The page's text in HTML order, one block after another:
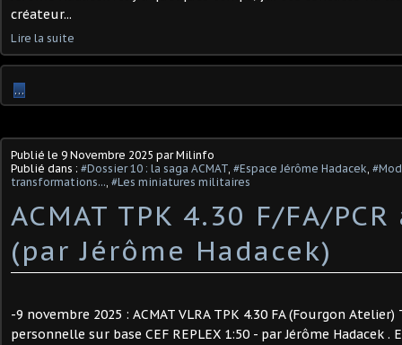
créateur...
Lire la suite
…
Publié le 9 Novembre 2025 par Milinfo
Publié dans : #Dossier 10 : la saga ACMAT, #Espace Jérôme Hadacek,
transformations..., #Les miniatures militaires
ACMAT TPK 4.30 F/FA/
(par Jérôme Hadacek)
-9 novembre 2025 : ACMAT VLRA TPK 4.30 FA (Fourgon
personnelle sur base CEF REPLEX 1:50 - par Jérôme Hadacek